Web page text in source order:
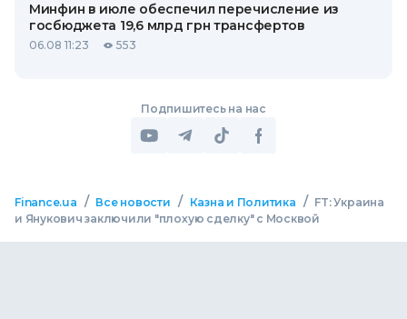
Минфин в июле обеспечил перечисление из
госбюджета 19,6 млрд грн трансфертов
06.08 11:23 553
Подпишитесь на нас
Finance.ua / Все новости / Казна и Политика / FT: Украина
и Янукович заключили "плохую сделку" с Москвой